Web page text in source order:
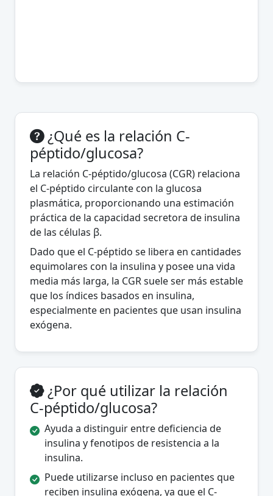
¿Qué es la relación C-
péptido/glucosa?
La relación C-péptido/glucosa (CGR) relaciona
el C-péptido circulante con la glucosa
plasmática, proporcionando una estimación
práctica de la capacidad secretora de insulina
de las células β.
Dado que el C-péptido se libera en cantidades
equimolares con la insulina y posee una vida
media más larga, la CGR suele ser más estable
que los índices basados en insulina,
especialmente en pacientes que usan insulina
exógena.
¿Por qué utilizar la relación
C-péptido/glucosa?
Ayuda a distinguir entre deficiencia de
insulina y fenotipos de resistencia a la
insulina.
Puede utilizarse incluso en pacientes que
reciben insulina exógena, ya que el C-